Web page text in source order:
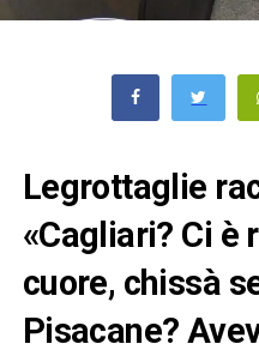
Legrottaglie
«Cagliari? Ci è
cuore, chissà
Pisacane?